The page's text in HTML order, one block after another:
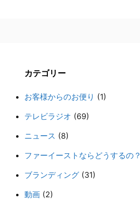
カテゴリー
お客様からのお便り (1)
テレビラジオ (69)
ニュース (8)
ファーイーストならどうするの？
ブランディング (31)
動画 (2)